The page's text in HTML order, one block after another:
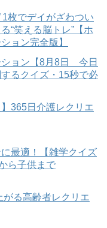
1枚でデイがざわつい
“笑える脳トレ”【ホ
ョン完全版】
ョン【8月8日 今日
るクイズ・15秒で必
365日介護レクリエ
最適！【雑学クイズ
ら子供まで
がる高齢者レクリエ